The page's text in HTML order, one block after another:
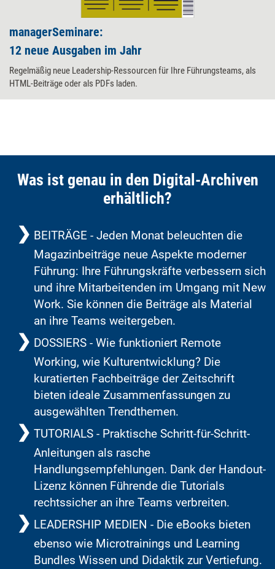
managerSeminare:
12 neue Ausgaben im Jahr
Regelmäßig neue Leadership-Ressourcen für Ihre Führungsteams, als
HTML-Beiträge oder als PDFs laden.
Was ist genau in den Digital-Archiven
erhältlich?
BEITRÄGE - Jeden Monat beleuchten die
Magazinbeiträge neue Aspekte moderner
Führung: Ihre Führungskräfte verbessern sich
und ihre Mitarbeitenden im Umgang mit New
Work. Sie können die Beiträge als Material
an ihre Teams weitergeben.
DOSSIERS - Wie funktioniert Remote
Working, wie Kulturentwicklung? Die
kuratierten Fachbeiträge der Zeitschrift
bieten ideale Zusammenfassungen zu
ausgewählten Trendthemen.
TUTORIALS - Praktische Schritt-für-Schritt-
Anleitungen als rasche
Handlungsempfehlungen. Dank der Handout-
Lizenz können Führende die Tutorials
rechtssicher an ihre Teams verbreiten.
LEADERSHIP MEDIEN - Die eBooks bieten
ebenso wie Microtrainings und Learning
Bundles Wissen und Didaktik zur Vertiefung.